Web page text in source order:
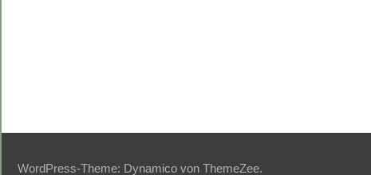
WordPress-Theme: Dynamico von ThemeZee.